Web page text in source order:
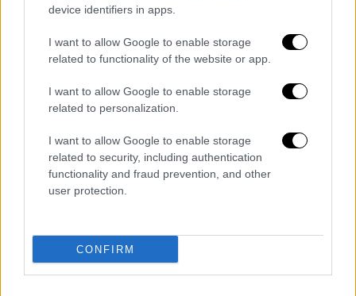
device identifiers in apps.
I want to allow Google to enable storage
related to functionality of the website or app.
I want to allow Google to enable storage
related to personalization.
I want to allow Google to enable storage
related to security, including authentication
functionality and fraud prevention, and other
user protection.
CONFIRM
Ελλάδα|05.07.2026 22:05
Φωτιά στο Ωραιόκαστρο: Μέχρι την
Αττική και την Κόρινθο έφτασε το
Τι εξηγεί ο μετεωρολόγος Θοδωρής
Κολυδάς